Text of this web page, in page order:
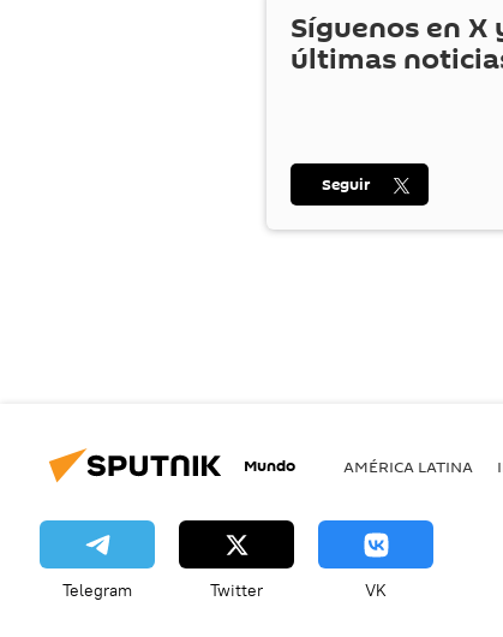
Síguenos en X
últimas
Seguir
Mundo AMÉRICA LATINA
Telegram Twitter VK